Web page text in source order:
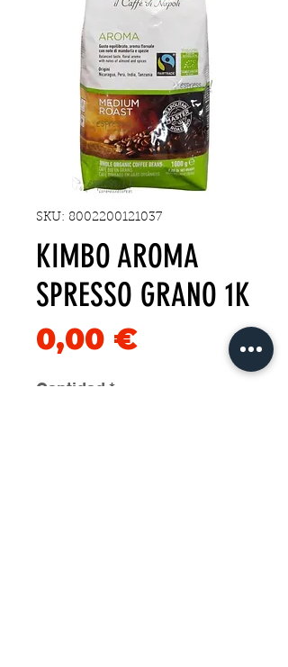
SKU: 8002200121037
KIMBO AROMA
SPRESSO GRANO 1K
0,00 €Precio
Cantidad *